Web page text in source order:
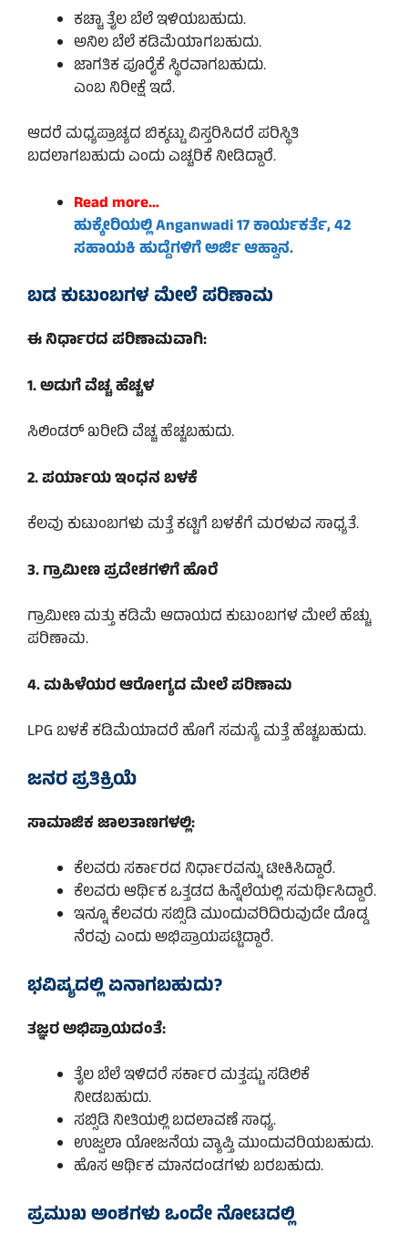
ಕಚ್ಚಾ ತೈಲ ಬೆಲೆ ಇಳಿಯಬಹುದು.
ಅನಿಲ ಬೆಲೆ ಕಡಿಮೆಯಾಗಬಹುದು.
ಜಾಗತಿಕ ಪೂರೈಕೆ ಸ್ಥಿರವಾಗಬಹುದು.
ಎಂಬ ನಿರೀಕ್ಷೆ ಇದೆ.
ಆದರೆ ಮಧ್ಯಪ್ರಾಚ್ಯದ ಬಿಕ್ಕಟ್ಟು ವಿಸ್ತರಿಸಿದರೆ ಪರಿಸ್ಥಿತಿ
ಬದಲಾಗಬಹುದು ಎಂದು ಎಚ್ಚರಿಕೆ ನೀಡಿದ್ದಾರೆ.
Read more…
ಹುಕ್ಕೇರಿಯಲ್ಲಿAnganwadi17 ಕಾರ್ಯಕರ್ತೆ, 42
ಸಹಾಯಕಿ ಹುದ್ದೆಗಳಿಗೆ ಅರ್ಜಿ ಆಹ್ವಾನ.
ಬಡ ಕುಟುಂಬಗಳ ಮೇಲೆ ಪರಿಣಾಮ
ಈ ನಿರ್ಧಾರದ ಪರಿಣಾಮವಾಗಿ:
1. ಅಡುಗೆ ವೆಚ್ಚ ಹೆಚ್ಚಳ
ಸಿಲಿಂಡರ್ ಖರೀದಿ ವೆಚ್ಚ ಹೆಚ್ಚಬಹುದು.
2. ಪರ್ಯಾಯ ಇಂಧನ ಬಳಕೆ
ಕೆಲವು ಕುಟುಂಬಗಳು ಮತ್ತೆ ಕಟ್ಟಿಗೆ ಬಳಕೆಗೆ ಮರಳುವ ಸಾಧ್ಯತೆ.
3. ಗ್ರಾಮೀಣ ಪ್ರದೇಶಗಳಿಗೆ ಹೊರೆ
ಗ್ರಾಮೀಣ ಮತ್ತು ಕಡಿಮೆ ಆದಾಯದ ಕುಟುಂಬಗಳ ಮೇಲೆ ಹೆಚ್ಚು
ಪರಿಣಾಮ.
4. ಮಹಿಳೆಯರ ಆರೋಗ್ಯದ ಮೇಲೆ ಪರಿಣಾಮ
LPG ಬಳಕೆ ಕಡಿಮೆಯಾದರೆ ಹೊಗೆ ಸಮಸ್ಯೆ ಮತ್ತೆ ಹೆಚ್ಚಬಹುದು.
ಜನರ ಪ್ರತಿಕ್ರಿಯೆ
ಸಾಮಾಜಿಕ ಜಾಲತಾಣಗಳಲ್ಲಿ:
ಕೆಲವರು ಸರ್ಕಾರದ ನಿರ್ಧಾರವನ್ನು ಟೀಕಿಸಿದ್ದಾರೆ.
ಕೆಲವರು ಆರ್ಥಿಕ ಒತ್ತಡದ ಹಿನ್ನೆಲೆಯಲ್ಲಿ ಸಮರ್ಥಿಸಿದ್ದಾರೆ.
ಇನ್ನೂ ಕೆಲವರು ಸಬ್ಸಿಡಿ ಮುಂದುವರಿದಿರುವುದೇ ದೊಡ್ಡ
ನೆರವು ಎಂದು ಅಭಿಪ್ರಾಯಪಟ್ಟಿದ್ದಾರೆ.
ಭವಿಷ್ಯದಲ್ಲಿ ಏನಾಗಬಹುದು?
ತಜ್ಞರ ಅಭಿಪ್ರಾಯದಂತೆ:
ತೈಲ ಬೆಲೆ ಇಳಿದರೆ ಸರ್ಕಾರ ಮತ್ತಷ್ಟು ಸಡಿಲಿಕೆ
ನೀಡಬಹುದು.
ಸಬ್ಸಿಡಿ ನೀತಿಯಲ್ಲಿ ಬದಲಾವಣೆ ಸಾಧ್ಯ.
ಉಜ್ವಲಾ ಯೋಜನೆಯ ವ್ಯಾಪ್ತಿ ಮುಂದುವರಿಯಬಹುದು.
ಹೊಸ ಆರ್ಥಿಕ ಮಾನದಂಡಗಳು ಬರಬಹುದು.
ಪ್ರಮುಖ ಅಂಶಗಳು ಒಂದೇ ನೋಟದಲ್ಲಿ